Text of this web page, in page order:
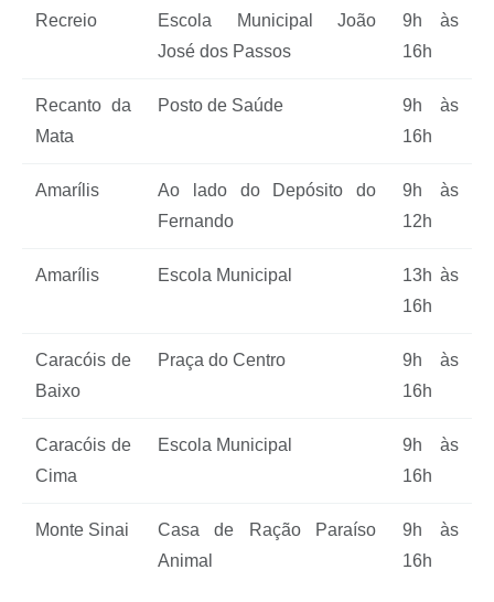
Recreio
Escola Municipal João
José dos Passos
9h às
16h
Recanto da
Mata
Posto de Saúde
9h às
16h
Amarílis
Ao lado do Depósito do
Fernando
9h às
12h
Amarílis Escola Municipal
13h às
16h
Caracóis de
Baixo
Praça do Centro
9h às
16h
Caracóis de
Cima
Escola Municipal
9h às
16h
Monte Sinai
Casa de Ração Paraíso
Animal
9h às
16h